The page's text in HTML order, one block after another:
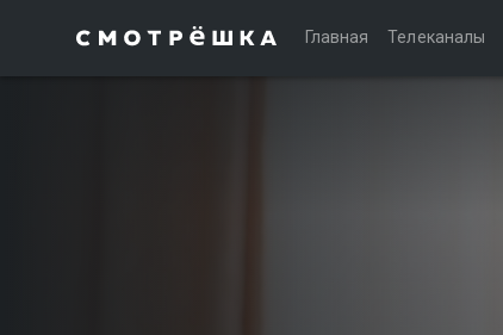
Главная Телеканалы